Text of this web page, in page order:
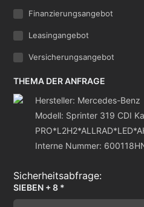
Finanzierungsangebot
Leasingangebot
Versicherungsangebot
THEMA DER ANFRAGE
Hersteller: Mercedes-Benz
Modell: Sprinter 319 CDI
Interne Nummer:
SIEBEN + 8 *